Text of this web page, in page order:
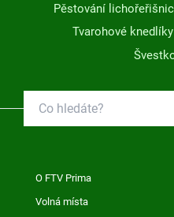
Pěstování
Tvarohové knedlíky
O FTV Prima
Volná místa